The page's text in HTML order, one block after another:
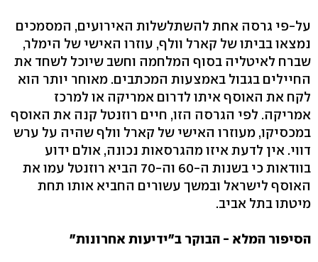
על-פי גרסה אחת להשתלשלות האירועים, המסמכים
נמצאו בביתו של קארל וולף, עוזרו האישי של הימלר,
שברח לאיטליה בסוף המלחמה וחשב שיוכל לשחד את
החיילים בגבול באמצעות המכתבים. מאוחר יותר הוא
לקח את האוסף איתו לדרום אמריקה או למרכז
אמריקה. לפי הגרסה הזו, חיים רוזנטל קנה את האוסף
במכסיקו, מעוזרו האישי של קארל וולף שהיה על ערש
דווי. אין לדעת איזו מהגרסאות נכונה, אולם ידוע
בוודאות כי בשנות ה-60 וה-70 הביא רוזנטל עמו את
האוסף לישראל ובמשך עשורים החביא אותו תחת
מיטתו בתל אביב.
הסיפור המלא - הבוקר ב"ידיעות אחרונות"